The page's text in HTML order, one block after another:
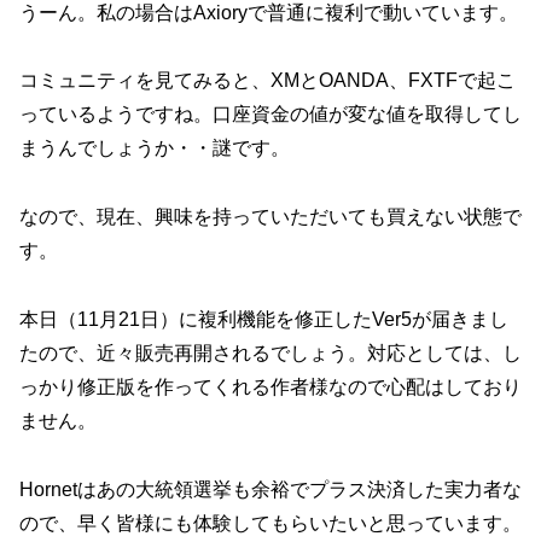
うーん。私の場合はAxioryで普通に複利で動いています。
コミュニティを見てみると、XMとOANDA、FXTFで起こ
っているようですね。口座資金の値が変な値を取得してし
まうんでしょうか・・謎です。
なので、現在、興味を持っていただいても買えない状態で
す。
本日（11月21日）に複利機能を修正したVer5が届きまし
たので、近々販売再開されるでしょう。対応としては、し
っかり修正版を作ってくれる作者様なので心配はしており
ません。
Hornetはあの大統領選挙も余裕でプラス決済した実力者な
ので、早く皆様にも体験してもらいたいと思っています。